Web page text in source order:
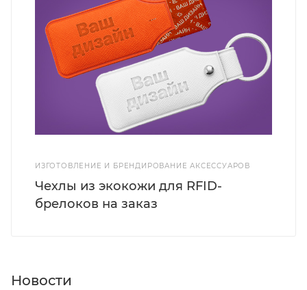
ИЗГОТОВЛЕНИЕ И БРЕНДИРОВАНИЕ АКСЕССУАРОВ
Чехлы из экокожи для RFID-
брелоков на заказ
Новости